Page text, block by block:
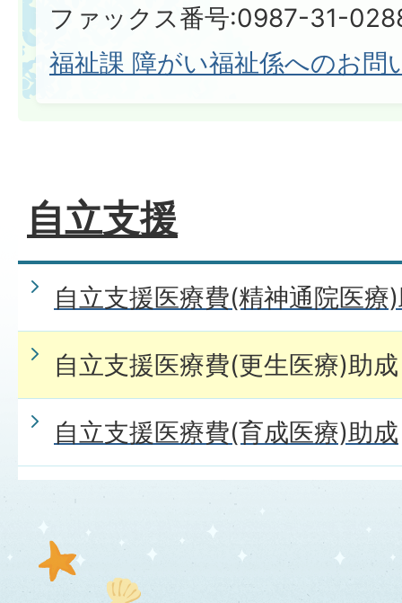
ファックス番号:0987-31-
福祉課 障がい福祉係へのお問
自立支援
自立支援医療費(精神通院医療
自立支援医療費(更生医療)助成
自立支援医療費(育成医療)助成